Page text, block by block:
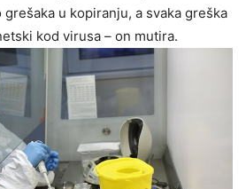
u kopiranju, a svaka greška
kod virusa – on mutira.